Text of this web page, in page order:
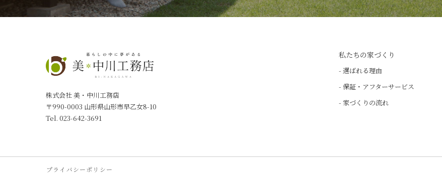
株式会社 美・中川工務店
〒990-0003 山形県山形市早乙女8-10
Tel. 023-642-3691
私たちの家づくり
- 選ばれる理由
- 保証・アフターサービス
- 家づくりの流れ
プライバシーポリシー